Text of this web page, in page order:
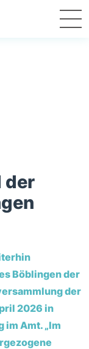
der
Böblingen der
der
2026 in
Amt. „Im